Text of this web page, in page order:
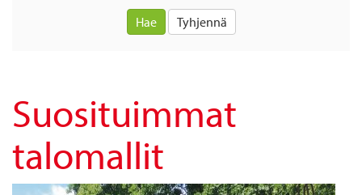
Hae Tyhjennä
Suosituimmat
talomallit